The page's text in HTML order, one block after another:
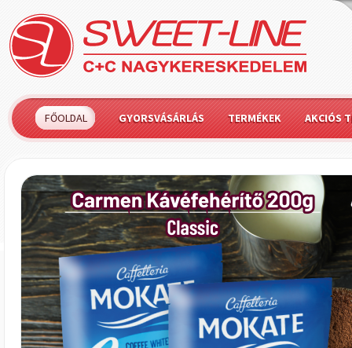
FŐOLDAL GYORSVÁSÁRLÁS TERMÉKEK AKCIÓS